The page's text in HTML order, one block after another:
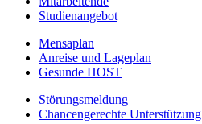
Studienangebot
Mensaplan
Anreise und Lageplan
Gesunde HOST
Störungsmeldung
Chancengerechte Unterstützung